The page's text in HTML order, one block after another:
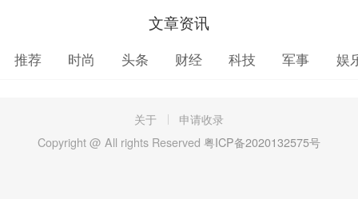
文章资讯
推荐 时尚 头条 财经 科技 军事 娱
关于
申请收录
Copyright @ All rights Reserved 粤ICP备2020132575号